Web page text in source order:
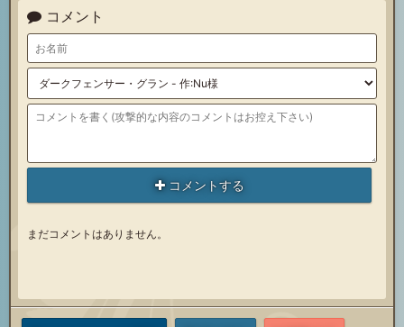
コメント
コメントする
まだコメントはありません。